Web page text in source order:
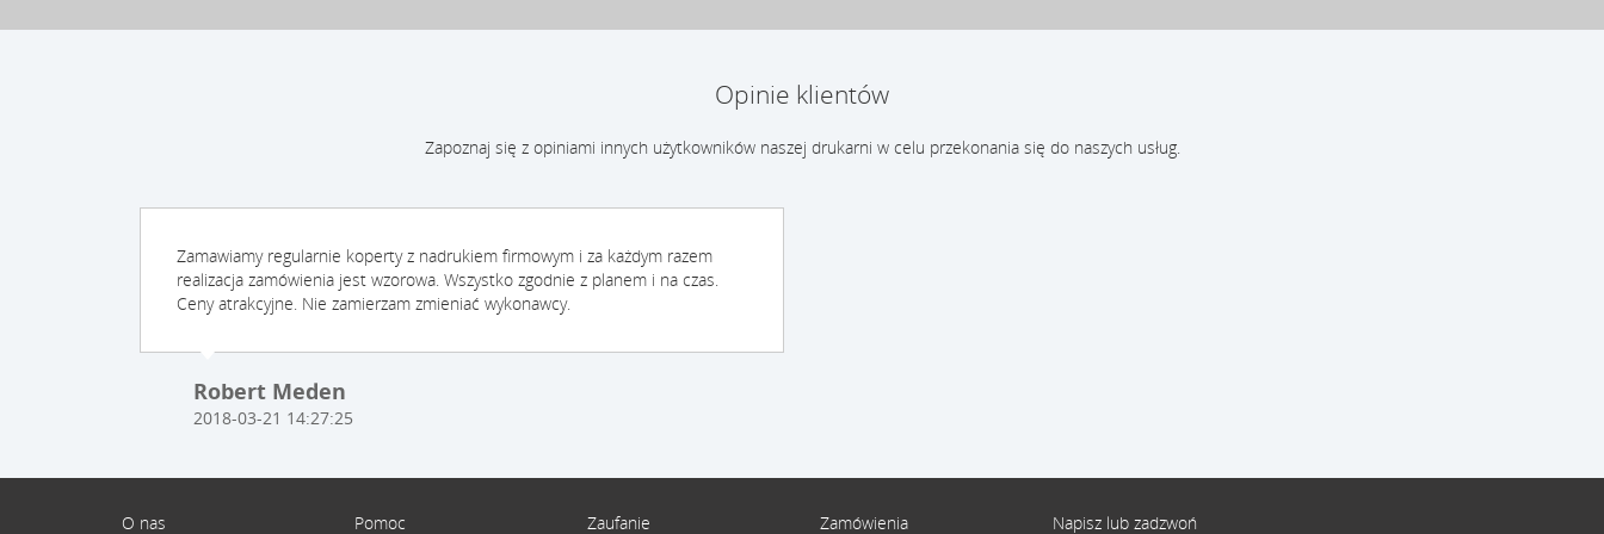
Opinie klientów
Zapoznaj się z opiniami innych użytkowników naszej drukarni w celu przekonania się do naszych usług.
Zamawiamy regularnie koperty z nadrukiem firmowym i za każdym razem
realizacja zamówienia jest wzorowa. Wszystko zgodnie z planem i na czas.
Ceny atrakcyjne. Nie zamierzam zmieniać wykonawcy.
Robert Meden
2018-03-21 14:27:25
O nas Pomoc Zaufanie Zamówienia Napisz lub zadzwoń